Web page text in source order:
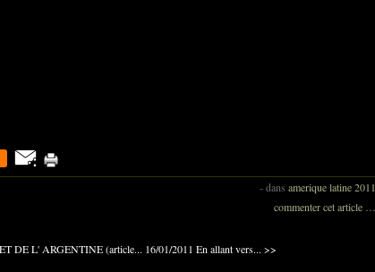
-dans amerique latine 2011
commenter cet article
DE L' ARGENTINE (article... 16/01/2011 En allant vers... >>